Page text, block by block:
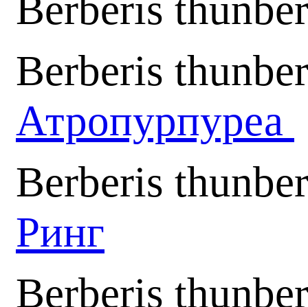
Berberis
Berberis
Атропурпуреа
Berberis
Ринг
Berberis